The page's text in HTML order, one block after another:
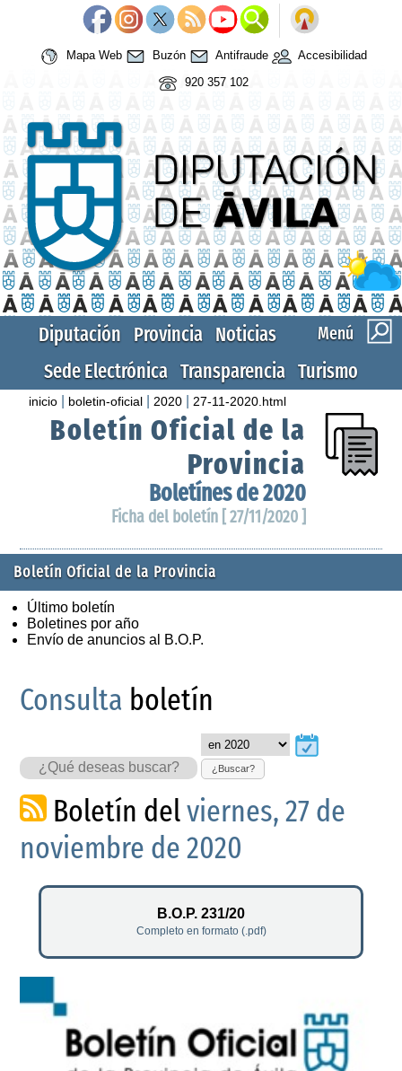
Mapa Web Buzón Antifraude
Accesibilidad
920 357 102
Menú
Diputación Provincia Noticias
Sede Electrónica Transparencia Turismo
inicio boletin-oficial 2020 27-11-2020.html
Boletín Oficial de la
Provincia
Boletínes de 2020
Ficha del boletín [ 27/11/2020 ]
Boletín Oficial de la Provincia
Último boletín
Boletines por año
Envío de anuncios al B.O.P.
Consulta boletín
¿Buscar?
Boletín delviernes, 27 de
noviembre de 2020
B.O.P. 231/20
Completo en formato (.pdf)